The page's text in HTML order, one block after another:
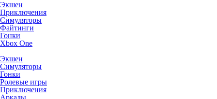
Экшен
Приключения
Симуляторы
Файтинги
Гонки
Xbox One
Экшен
Симуляторы
Гонки
Ролевые игры
Приключения
Аркады